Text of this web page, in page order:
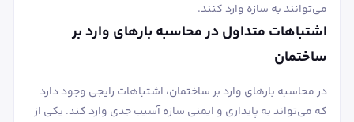
می‌توانند به سازه وارد کنند.
اشتباهات متداول در محاسبه بارهای وارد بر
ساختمان
در محاسبه بارهای وارد بر ساختمان، اشتباهات رایجی وجود دارد
که می‌تواند به پایداری و ایمنی سازه آسیب جدی وارد کند. یکی از